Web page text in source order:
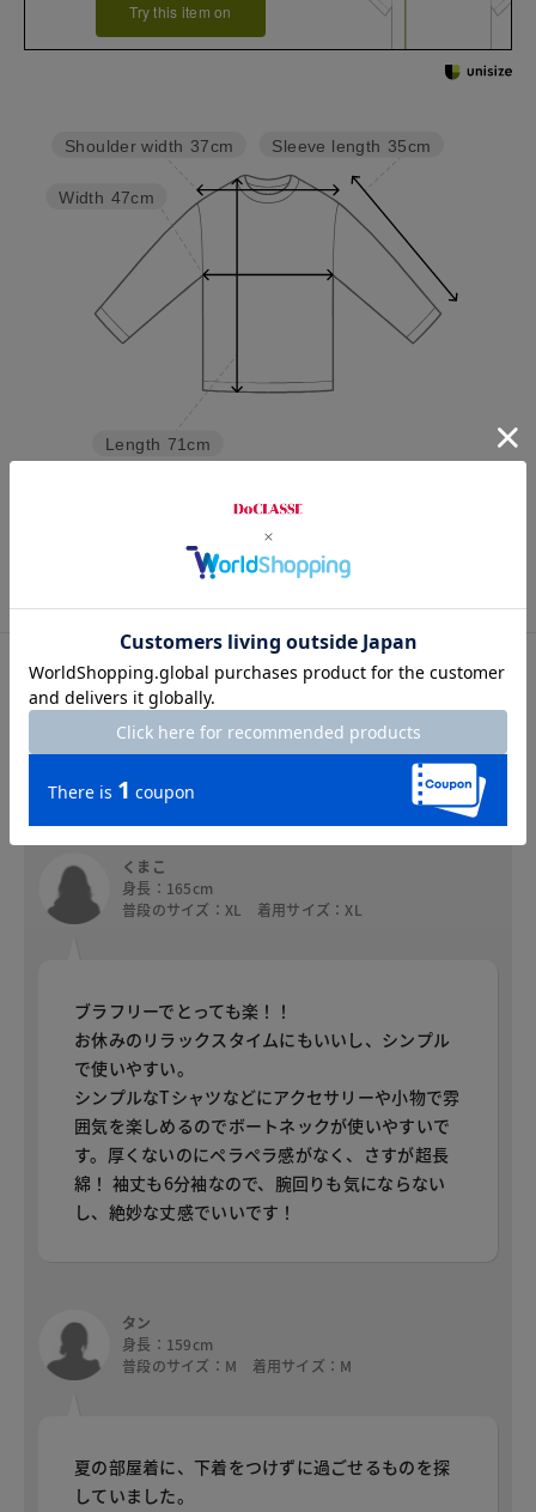
Try this item on
Sleeve length 35cm
Length 71cm
Width 47cm
Shoulder width 37cm
M L XL
スタッフコメント
スタッフコメント
くまこ
身長：165cm
普段のサイズ：XL 着用サイズ：XL
ブラフリーでとっても楽！！
お休みのリラックスタイムにもいいし、シンプル
で使いやすい。
シンプルなTシャツなどにアクセサリーや小物で雰
囲気を楽しめるのでボートネックが使いやすいで
す。厚くないのにペラペラ感がなく、さすが超長
綿！ 袖丈も6分袖なので、腕回りも気にならない
し、絶妙な丈感でいいです！
タン
身長：159cm
普段のサイズ：M 着用サイズ：M
夏の部屋着に、下着をつけずに過ごせるものを探
していました。